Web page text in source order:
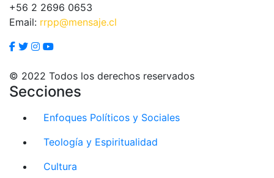
+56 2 2696 0653
Email: rrpp@mensaje.cl
© 2022 Todos los derechos reservados
Secciones
Enfoques Políticos y Sociales
Teología y Espiritualidad
Cultura